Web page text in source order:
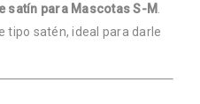
satín para Mascotas S-M
tipo satén, ideal para darle